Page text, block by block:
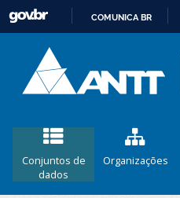
COMUNICA BR
Conjuntos de
dados
Organizações